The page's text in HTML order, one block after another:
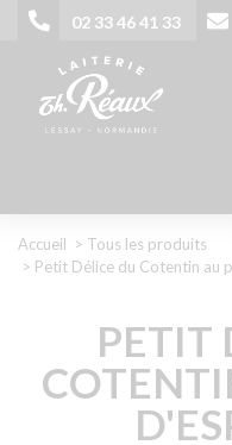
Aller
contenu
principal
02 33 46 41 33
Fil
Accueil
Tous les produits
Petit Délice du Cotentin au
PETIT